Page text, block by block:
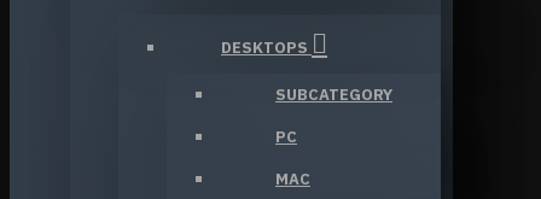
DESKTOPS
SUBCATEGORY
PC
MAC